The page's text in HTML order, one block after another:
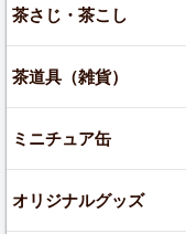
茶さじ・茶こし
茶道具（雑貨）
ミニチュア缶
オリジナルグッズ